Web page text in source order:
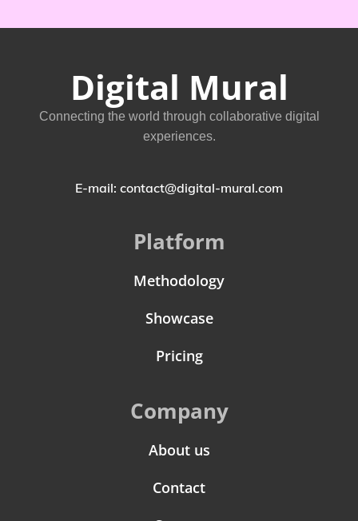
Digital Mural
Connecting the world through collaborative digital
experiences.
E-mail: contact@digital-mural.com
Platform
Methodology
Showcase
Pricing
Company
About us
Contact